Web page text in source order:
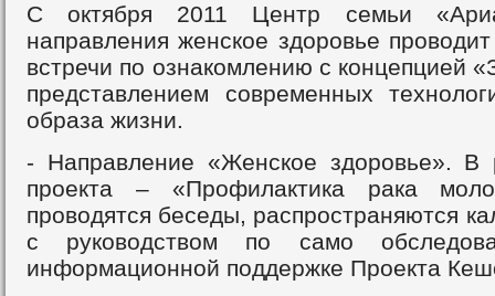
С октября 2011 Центр семьи
направления женское здоровье
встречи по ознакомлению с концепцией
представлением современных
образа жизни.
- Направление «Женское здоровье». В
проекта – «Профилактика рака
проводятся беседы, распространяются
с руководством по само
информационной поддержке Проекта